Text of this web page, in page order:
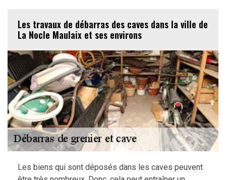
Les travaux de débarras des caves dans la ville de
La Nocle Maulaix et ses environs
Les biens qui sont déposés dans les caves peuvent